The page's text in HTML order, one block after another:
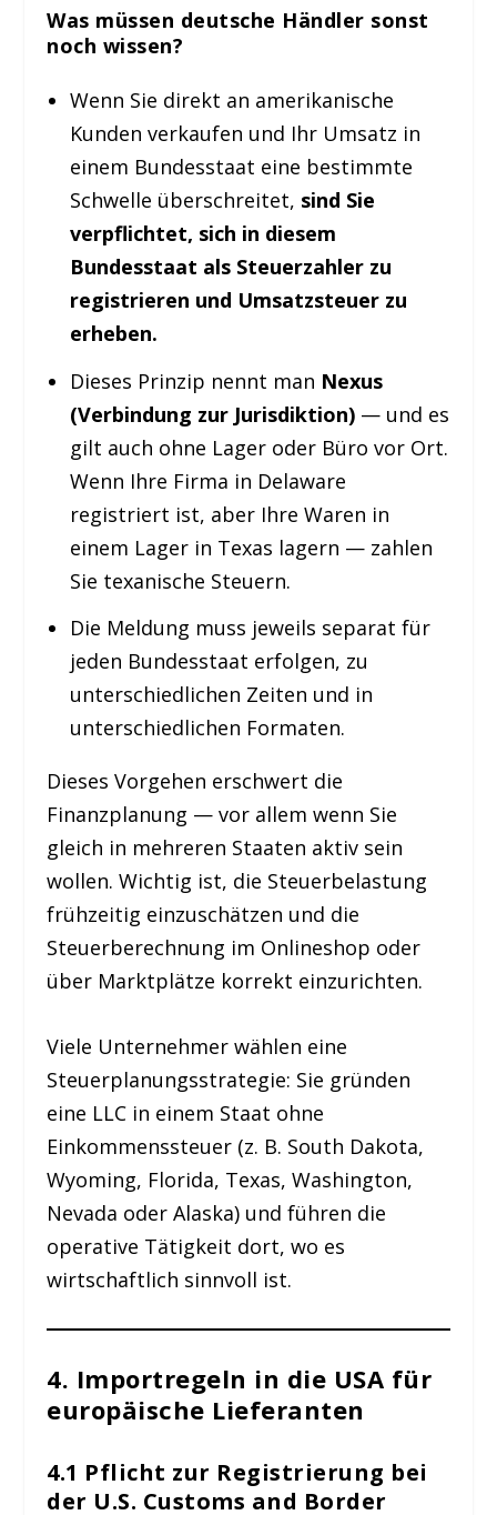
Was müssen deutsche Händler sonst
noch wissen?
Wenn Sie direkt an amerikanische
Kunden verkaufen und Ihr Umsatz in
einem Bundesstaat eine bestimmte
Schwelle überschreitet, sind Sie
verpflichtet, sich in diesem
Bundesstaat als Steuerzahler zu
registrieren und Umsatzsteuer zu
erheben.
Dieses Prinzip nennt man Nexus
(Verbindung zur Jurisdiktion) — und es
gilt auch ohne Lager oder Büro vor Ort.
Wenn Ihre Firma in Delaware
registriert ist, aber Ihre Waren in
einem Lager in Texas lagern — zahlen
Sie texanische Steuern.
Die Meldung muss jeweils separat für
jeden Bundesstaat erfolgen, zu
unterschiedlichen Zeiten und in
unterschiedlichen Formaten.
Dieses Vorgehen erschwert die
Finanzplanung — vor allem wenn Sie
gleich in mehreren Staaten aktiv sein
wollen. Wichtig ist, die Steuerbelastung
frühzeitig einzuschätzen und die
Steuerberechnung im Onlineshop oder
über Marktplätze korrekt einzurichten.
Viele Unternehmer wählen eine
Steuerplanungsstrategie: Sie gründen
eine LLC in einem Staat ohne
Einkommenssteuer (z. B. South Dakota,
Wyoming, Florida, Texas, Washington,
Nevada oder Alaska) und führen die
operative Tätigkeit dort, wo es
wirtschaftlich sinnvoll ist.
4. Importregeln in die USA für
europäische Lieferanten
4.1 Pflicht zur Registrierung bei
der U.S. Customs and Border